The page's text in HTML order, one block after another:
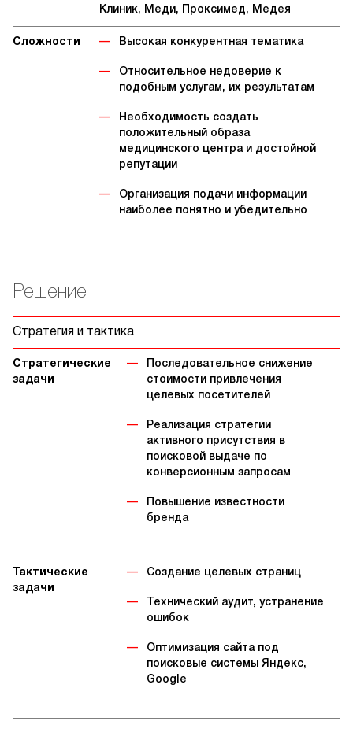
Клиник, Меди, Проксимед, Медея
Сложности Высокая конкурентная тематика
Относительное недоверие к
подобным услугам, их результатам
Необходимость создать
положительный образа
медицинского центра и достойной
репутации
Организация подачи информации
наиболее понятно и убедительно
Решение
Стратегия и тактика
Стратегические
задачи
Последовательное снижение
стоимости привлечения
целевых посетителей
Реализация стратегии
активного присутствия в
поисковой выдаче по
конверсионным запросам
Повышение известности
бренда
Тактические
задачи
Создание целевых страниц
Технический аудит, устранение
ошибок
Оптимизация сайта под
поисковые системы Яндекс,
Google